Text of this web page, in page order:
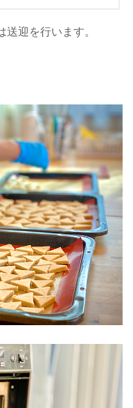
迎を行います。